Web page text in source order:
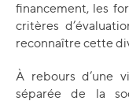
financement, les
critères
reconnaître cette
À rebours d’une
séparée de la